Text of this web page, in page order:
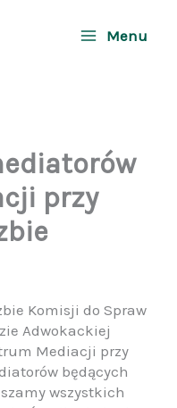
Menu
przy
Komisji do Spraw
Adwokackiej
Mediacji przy
będących
wszystkich